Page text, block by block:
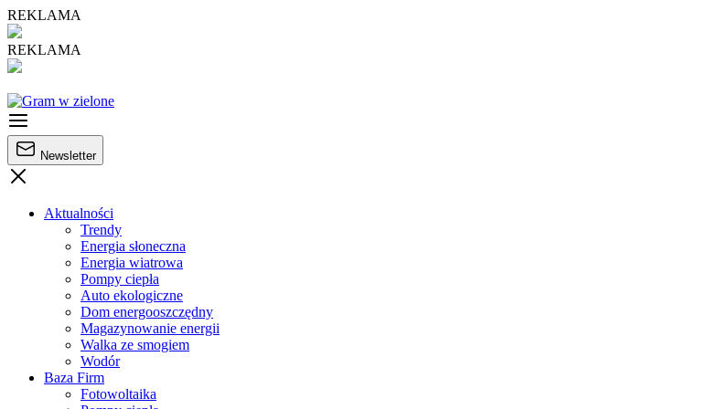
REKLAMA
REKLAMA
Newsletter
Aktualności
Trendy
Energia słoneczna
Energia wiatrowa
Pompy ciepła
Auto ekologiczne
Dom energooszczędny
Magazynowanie energii
Walka ze smogiem
Wodór
Baza Firm
Fotowoltaika